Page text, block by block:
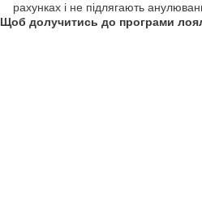
рахунках і не підлягають
Щоб долучитись до програми